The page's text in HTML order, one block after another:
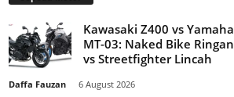
Kawasaki Z400 vs Yamaha
MT-03: Naked Bike Ringan
vs Streetfighter Lincah
Daffa Fauzan 6 August 2026